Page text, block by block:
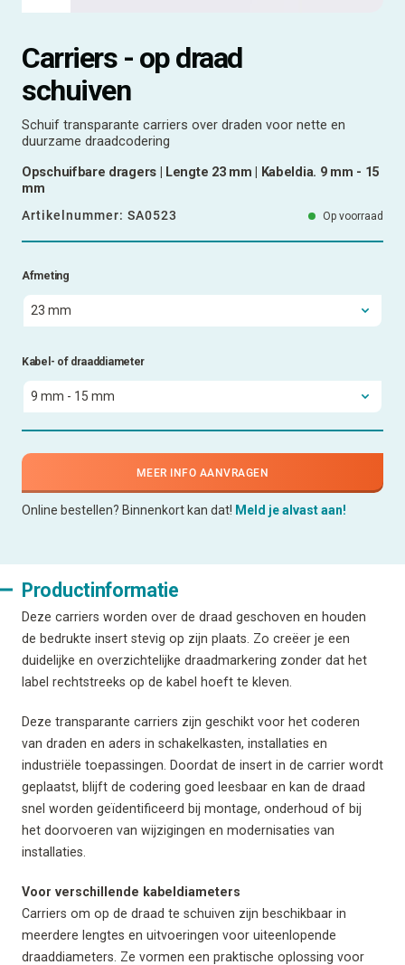
Carriers - op draad
schuiven
Schuif transparante carriers over draden voor nette en
duurzame draadcodering
Opschuifbare dragers | Lengte 23 mm | Kabeldia. 9 mm - 15
mm
Artikelnummer: SA0523 Op voorraad
Afmeting
Kabel- of draaddiameter
MEER INFO AANVRAGEN
Online bestellen? Binnenkort kan dat! Meld je alvast aan!
Productinformatie
Deze carriers worden over de draad geschoven en houden
de bedrukte insert stevig op zijn plaats. Zo creëer je een
duidelijke en overzichtelijke draadmarkering zonder dat het
label rechtstreeks op de kabel hoeft te kleven.
Deze transparante carriers zijn geschikt voor het coderen
van draden en aders in schakelkasten, installaties en
industriële toepassingen. Doordat de insert in de carrier wordt
geplaatst, blijft de codering goed leesbaar en kan de draad
snel worden geïdentificeerd bij montage, onderhoud of bij
het doorvoeren van wijzigingen en modernisaties van
installaties.
Voor verschillende kabeldiameters
Carriers om op de draad te schuiven zijn beschikbaar in
meerdere lengtes en uitvoeringen voor uiteenlopende
draaddiameters. Ze vormen een praktische oplossing voor